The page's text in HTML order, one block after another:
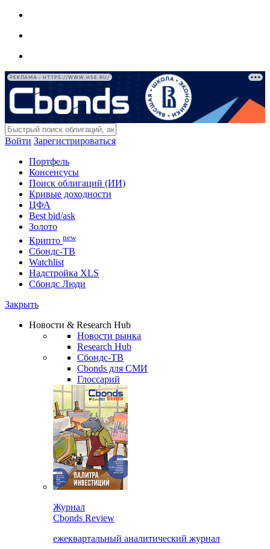
РЕКЛАМА • HTTPS://WWW.HSE.RU/
Войти Зарегистрироваться
Портфель
Консенсусы
Поиск облигаций (ИИ)
Кривые доходности
ЦФА
Best bid/ask
Золото
Крипто new
Сбондс-ТВ
Watchlist
Надстройка XLS
Сбондс Люди
Закрыть
Новости & Research Hub
Новости рынка
Research Hub
Сбондс-ТВ
Cbonds для СМИ
Глоссарий
Журнал
Cbonds Review
ежеквартальный аналитический журнал